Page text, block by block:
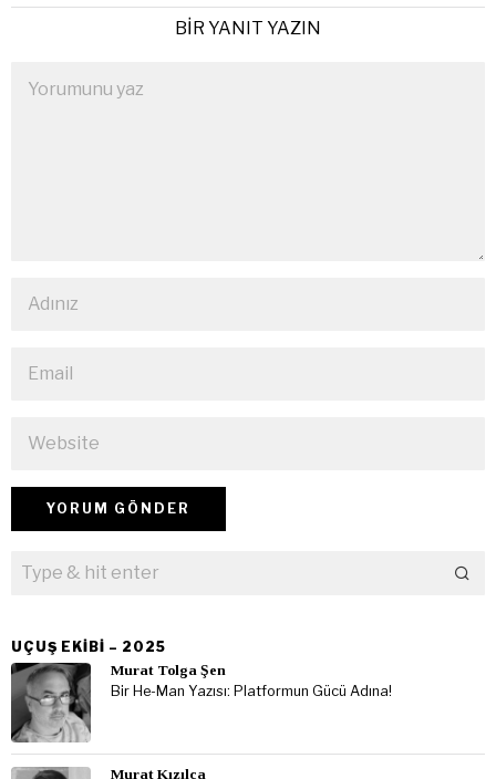
BIR YANIT YAZIN
UÇUŞ EKIBI – 2025
Murat Tolga Şen
Bir He-Man Yazısı: Platformun Gücü Adına!
Murat Kızılca